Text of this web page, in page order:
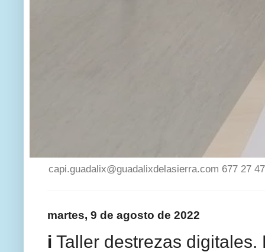
capi.guadalix@guadalixdelasierra.com 677 27
martes, 9 de agosto de 2022
ℹ️ Taller destrezas